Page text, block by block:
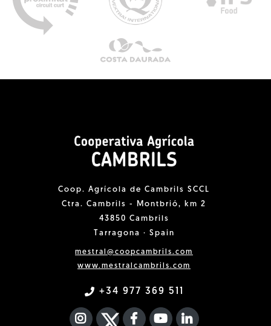
Coop. Agrícola de Cambrils SCCL
Ctra. Cambrils - Montbrió, km 2
43850 Cambrils
Tarragona · Spain
mestral@coopcambrils.com
www.mestralcambrils.com
+34 977 369 511
INSTAGRAM
TWITTER
FACEBOOK F
YOUTUBEFA LINKEDIN